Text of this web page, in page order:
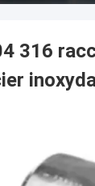
316